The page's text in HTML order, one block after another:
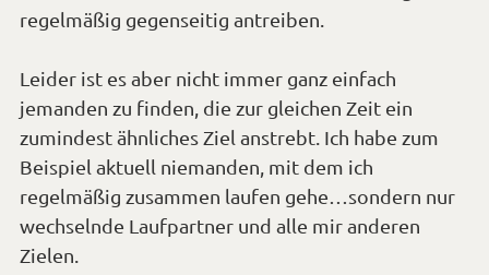
regelmäßig gegenseitig antreiben.
Leider ist es aber nicht immer ganz einfach
jemanden zu finden, die zur gleichen Zeit ein
zumindest ähnliches Ziel anstrebt. Ich habe zum
Beispiel aktuell niemanden, mit dem ich
regelmäßig zusammen laufen gehe…sondern nur
wechselnde Laufpartner und alle mir anderen
Zielen.